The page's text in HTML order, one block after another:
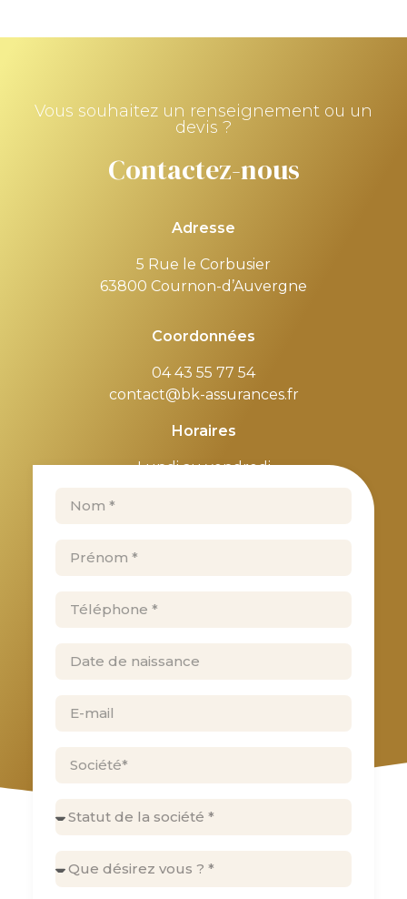
Vous souhaitez un renseignement ou un
devis ?
Contactez-nous
Adresse
5 Rue le Corbusier
63800 Cournon-d’Auvergne
Coordonnées
04 43 55 77 54
contact@bk-assurances.fr
Horaires
Lundi au vendredi